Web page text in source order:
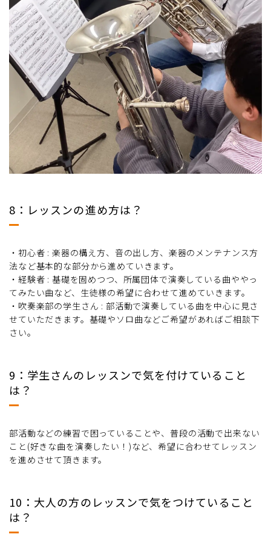
8：レッスンの進め方は？
・初心者 : 楽器の構え方、音の出し方、楽器のメンテナンス方
法など基本的な部分から進めていきます。
・経験者 : 基礎を固めつつ、所属団体で演奏している曲ややっ
てみたい曲など、生徒様の希望に合わせて進めていきます。
・吹奏楽部の学生さん : 部活動で演奏している曲を中心に見さ
せていただきます。基礎やソロ曲などご希望があればご相談下
さい。
9：学生さんのレッスンで気を付けていること
は？
部活動などの練習で困っていることや、普段の活動で出来ない
こと(好きな曲を演奏したい！)など、希望に合わせてレッスン
を進めさせて頂きます。
10：大人の方のレッスンで気をつけていること
は？